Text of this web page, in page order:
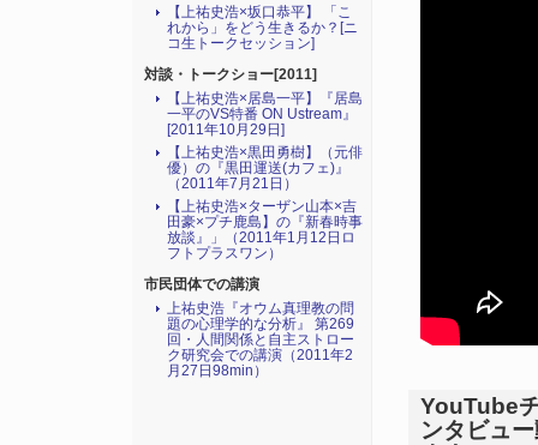
YouTube
ンタビュ
【上祐史浩×坂口恭平】 「こ
れから」をどう生きるか？[ニ
コ生トークセッション]
対談・トークショー[2011]
【上祐史浩×居島一平】『居島
一平のVS特番 ON Ustream』
[2011年10月29日]
【上祐史浩×黒田勇樹】（元俳
優）の『黒田運送(カフェ)』
（2011年7月21日）
【上祐史浩×ターザン山本×吉
田豪×プチ鹿島】の『新春時事
放談』」（2011年1月12日ロ
フトプラスワン）
市民団体での講演
上祐史浩『オウム真理教の問
題の心理学的な分析』 第269
回・人間関係と自主ストロー
ク研究会での講演（2011年2
月27日98min）